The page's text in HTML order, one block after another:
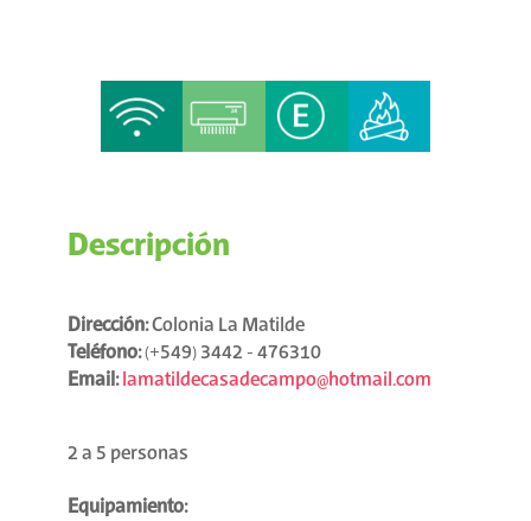
Descripción
Dirección:Colonia La Matilde
Teléfono:(+549) 3442 - 476310
Email: lamatildecasadecampo@hotmail.com
2 a 5 personas
Equipamiento: